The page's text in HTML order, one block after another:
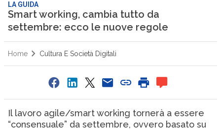
LA GUIDA
Smart working, cambia tutto da
settembre: ecco le nuove regole
Home Cultura E Società Digitali
Il lavoro agile/smart working tornerà a essere
“consensuale” da settembre, ovvero basato su